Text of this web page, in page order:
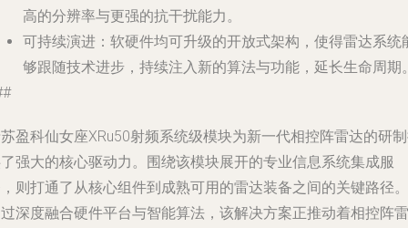
高的分辨率与更强的抗干扰能力。
可持续演进 ：软硬件均可升级的开放式架构，使得雷达系统
够跟随技术进步，持续注入新的算法与功能，延长生命周期
盈科仙女座XRu50射频系统级模块为新一代相控阵雷达的研
强大的核心驱动力。围绕该模块展开的专业信息系统集成服
则打通了从核心组件到成熟可用的雷达装备之间的关键路径。
深度融合硬件平台与智能算法，该解决方案正推动着相控阵雷